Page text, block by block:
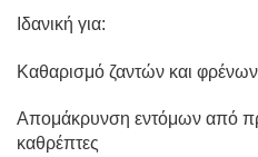
Ιδανική για:
Καθαρισμό ζαντών και φρένων
Απομάκρυνση εντόμων από
καθρέπτες